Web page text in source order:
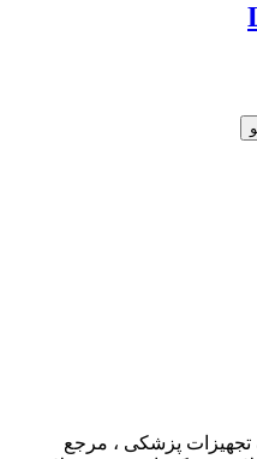
تجهیزات پزشکی ، مرجع